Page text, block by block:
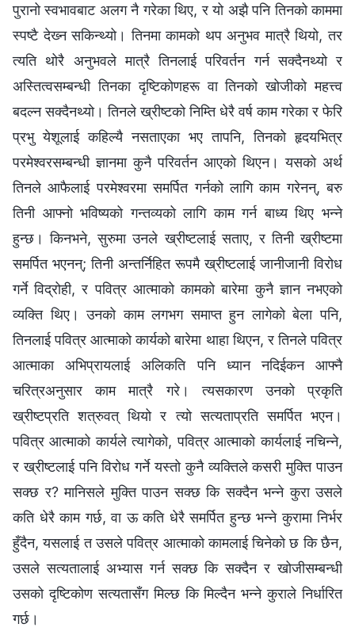
पुरानो स्वभावबाट अलग नै गरेका थिए, र यो अझै पनि तिनको काममा
स्पष्टै देख्‍न सकिन्थ्यो। तिनमा कामको थप अनुभव मात्रै थियो, तर
त्यति थोरै अनुभवले मात्रै तिनलाई परिवर्तन गर्न सक्दैनथ्यो र
अस्तित्वसम्बन्धी तिनका दृष्टिकोणहरू वा तिनको खोजीको महत्त्व
बदल्न सक्दैनथ्यो। तिनले ख्रीष्‍टको निम्ति धेरै वर्ष काम गरेका र फेरि
प्रभु येशूलाई कहिल्यै नसताएका भए तापनि, तिनको हृदयभित्र
परमेश्‍वरसम्‍बन्धी ज्ञानमा कुनै परिवर्तन आएको थिएन। यसको अर्थ
तिनले आफैलाई परमेश्‍वरमा समर्पित गर्नको लागि काम गरेनन्, बरु
तिनी आफ्‍नो भविष्यको गन्तव्यको लागि काम गर्न बाध्य थिए भन्‍ने
हुन्छ। किनभने, सुरुमा उनले ख्रीष्‍टलाई सताए, र तिनी ख्रीष्‍टमा
समर्पित भएनन्; तिनी अन्तर्निहित रूपमै ख्रीष्‍टलाई जानीजानी विरोध
गर्ने विद्रोही, र पवित्र आत्‍माको कामको बारेमा कुनै ज्ञान नभएको
व्यक्ति थिए। उनको काम लगभग समाप्त हुन लागेको बेला पनि,
तिनलाई पवित्र आत्‍माको कार्यको बारेमा थाहा थिएन, र तिनले पवित्र
आत्‍माका अभिप्रायलाई अलिकति पनि ध्यान नदिईकन आफ्‍नै
चरित्रअनुसार काम मात्रै गरे। त्यसकारण उनको प्रकृति
ख्रीष्टप्रति शत्रुवत् थियो र त्यो सत्यताप्रति समर्पित भएन।
पवित्र आत्‍माको कार्यले त्यागेको, पवित्र आत्‍माको कार्यलाई नचिन्‍ने,
र ख्रीष्‍टलाई पनि विरोध गर्ने यस्तो कुनै व्यक्तिले कसरी मुक्ति पाउन
सक्छ र? मानिसले मुक्ति पाउन सक्छ कि सक्दैन भन्‍ने कुरा उसले
कति धेरै काम गर्छ, वा ऊ कति धेरै समर्पित हुन्छ भन्‍ने कुरामा निर्भर
हुँदैन, यसलाई त उसले पवित्र आत्माको कामलाई चिनेको छ कि छैन,
उसले सत्यतालाई अभ्यास गर्न सक्छ कि सक्दैन र खोजीसम्‍बन्धी
उसको दृष्टिकोण सत्यतासँग मिल्छ कि मिल्दैन भन्‍ने कुराले निर्धारित
गर्छ।